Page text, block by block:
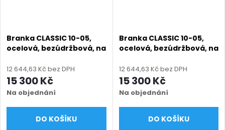
Branka CLASSIC 10-05,
ocelová, bezúdržbová, na
výška 1000–1750 mm),
hnědá RAL 8019 matná
12 644,63 Kč bez DPH
15 300 Kč
Na objednání
DO KOŠÍKU
Branka CLASSIC 10-05,
ocelová, bezúdržbová, na
výška 1000–1750 mm),
modrá RAL 5010 matná
12 644,63 Kč bez DPH
15 300 Kč
Na objednání
DO KOŠÍKU